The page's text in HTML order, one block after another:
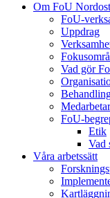
Om FoU Nordost
FoU-
Uppdrag
Vad gör
FoU-
Etik
Vad
Våra arbetssätt